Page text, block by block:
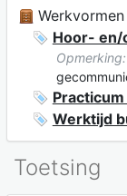
Werkvormen
Hoor- en/
Opmerking:
Werktijd
Toetsing